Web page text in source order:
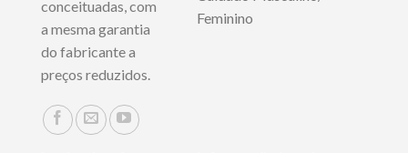
conceituadas, com
a mesma garantia
do fabricante a
preços reduzidos.
Feminino